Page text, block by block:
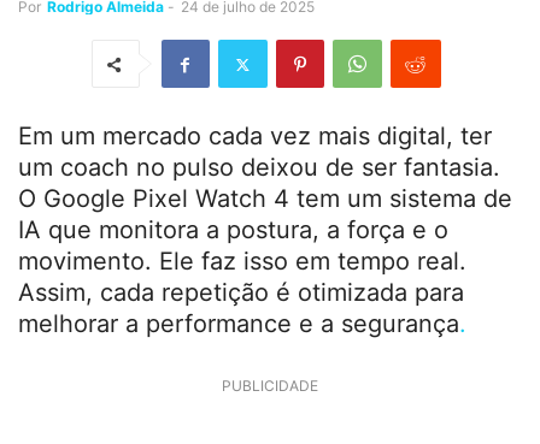
Por Rodrigo Almeida - 24 de julho de 2025
Em um mercado cada vez mais digital, ter
um coach no pulso deixou de ser fantasia.
O Google Pixel Watch 4 tem um sistema de
IA que monitora a postura, a força e o
movimento. Ele faz isso em tempo real.
Assim, cada repetição é otimizada para
melhorar a performance e a segurança.
PUBLICIDADE